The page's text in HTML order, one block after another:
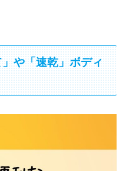
や「速乾」ボディ